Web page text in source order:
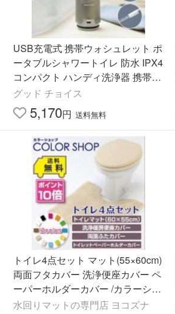
USB充電式 携帯ウォシュレット ポ
ータブルシャワートイレ 防水 IPX4
コンパクト ハンディ洗浄器 携帯用
おしり洗浄機 軽量 Type-C充電 3モ
ード搭載 収納袋付き
グッド チョイス
5,170円 送料無料
トイレ4点セット マット(55×60cm)
両面フタカバー 洗浄便座カバー ペ
ーパーホルダーカバー /カラーショ
ップ ベージュ
水回りマットの専門店 ヨコズナ